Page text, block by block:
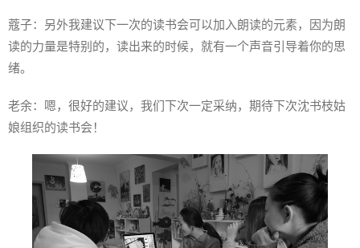
蔻子：另外我建议下一次的读书会可以加入朗读的元素，因为朗
读的力量是特别的，读出来的时候，就有一个声音引导着你的思
绪。
老余：嗯，很好的建议，我们下次一定采纳，期待下次沈书枝姑
娘组织的读书会！